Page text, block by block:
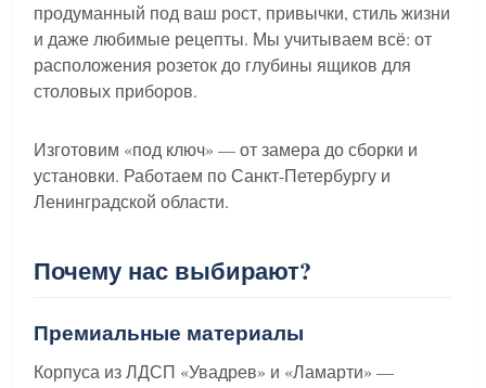
продуманный под ваш рост, привычки, стиль жизни
и даже любимые рецепты. Мы учитываем всё: от
расположения розеток до глубины ящиков для
столовых приборов.
Изготовим «под ключ» — от замера до сборки и
установки. Работаем по Санкт-Петербургу и
Ленинградской области.
Почему нас выбирают?
Премиальные материалы
Корпуса из ЛДСП «Увадрев» и «Ламарти» —